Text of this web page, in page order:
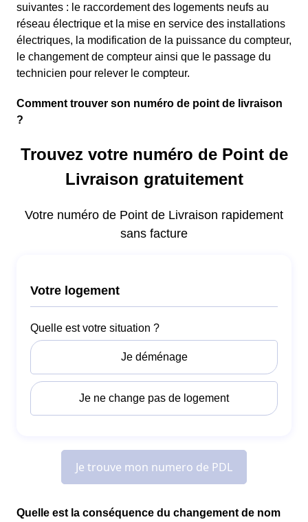
suivantes : le raccordement des logements neufs au
réseau électrique et la mise en service des installations
électriques, la modification de la puissance du compteur,
le changement de compteur ainsi que le passage du
technicien pour relever le compteur.
Comment trouver son numéro de point de livraison
?
Quelle est la conséquence du changement de nom